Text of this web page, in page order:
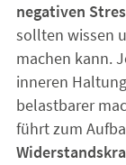
negativen
sollten wissen
machen kann.
inneren
belastbarer
führt zum